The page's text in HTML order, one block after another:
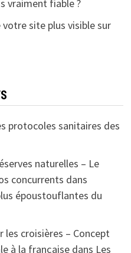
vraiment fiable ?
votre site plus visible sur
protocoles sanitaires des
naturelles – Le
concurrents dans
époustouflantes du
les croisières – Concept
à la françaisedans Les